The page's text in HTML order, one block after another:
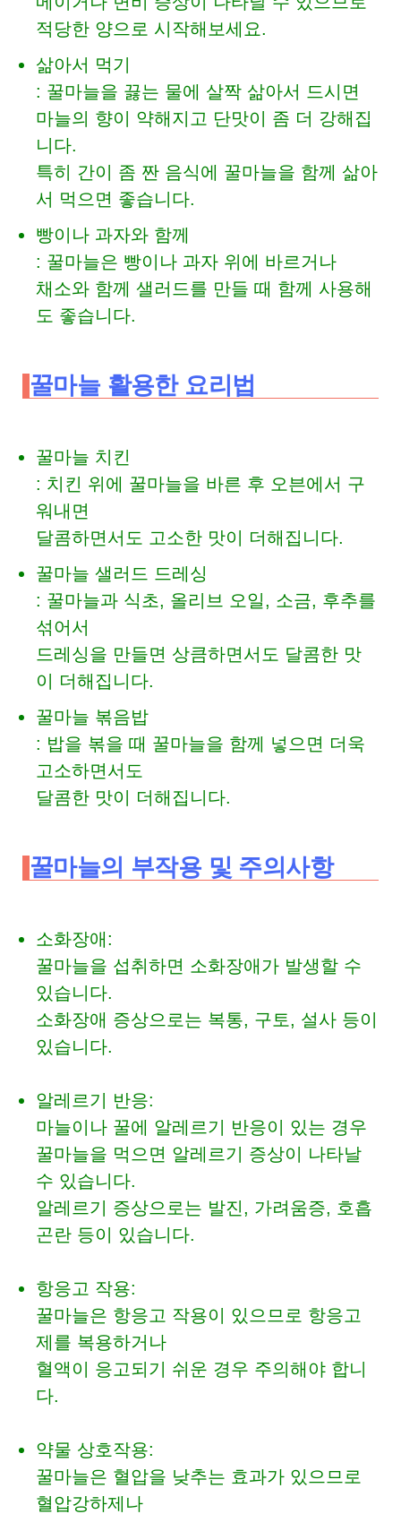
적당한 양으로 시작해보세요.
삶아서 먹기
: 꿀마늘을 끓는 물에 살짝 삶아서 드시면
마늘의 향이 약해지고 단맛이 좀 더 강해집
니다.
특히 간이 좀 짠 음식에 꿀마늘을 함께 삶아
서 먹으면 좋습니다.
빵이나 과자와 함께
: 꿀마늘은 빵이나 과자 위에 바르거나
채소와 함께 샐러드를 만들 때 함께 사용해
도 좋습니다.
꿀마늘 활용한 요리법
꿀마늘 치킨
: 치킨 위에 꿀마늘을 바른 후 오븐에서 구
워내면
달콤하면서도 고소한 맛이 더해집니다.
꿀마늘 샐러드 드레싱
: 꿀마늘과 식초, 올리브 오일, 소금, 후추를
섞어서
드레싱을 만들면 상큼하면서도 달콤한 맛
이 더해집니다.
꿀마늘 볶음밥
: 밥을 볶을 때 꿀마늘을 함께 넣으면 더욱
고소하면서도
달콤한 맛이 더해집니다.
꿀마늘의 부작용 및 주의사항
소화장애:
꿀마늘을 섭취하면 소화장애가 발생할 수
있습니다.
소화장애 증상으로는 복통, 구토, 설사 등이
있습니다.
알레르기 반응:
마늘이나 꿀에 알레르기 반응이 있는 경우
꿀마늘을 먹으면 알레르기 증상이 나타날
수 있습니다.
알레르기 증상으로는 발진, 가려움증, 호흡
곤란 등이 있습니다.
항응고 작용:
꿀마늘은 항응고 작용이 있으므로 항응고
제를 복용하거나
혈액이 응고되기 쉬운 경우 주의해야 합니
다.
약물 상호작용:
꿀마늘은 혈압을 낮추는 효과가 있으므로
혈압강하제나